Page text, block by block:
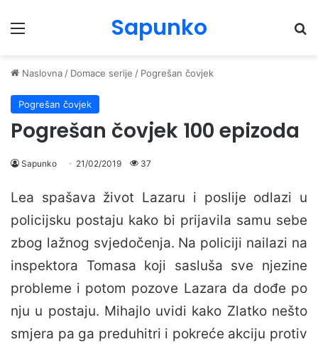
Menu Sapunko
Naslovna / Domace serije / Pogrešan čovjek
Pogrešan čovjek
Pogrešan čovjek 100 epizoda
Sapunko 21/02/2019 37
Lea spašava život Lazaru i poslije odlazi u
policijsku postaju kako bi prijavila samu sebe
zbog lažnog svjedočenja. Na policiji nailazi na
inspektora Tomasa koji sasluša sve njezine
probleme i potom pozove Lazara da dođe po
nju u postaju. Mihajlo uvidi kako Zlatko nešto
smjera pa ga preduhitri i pokreće akciju protiv